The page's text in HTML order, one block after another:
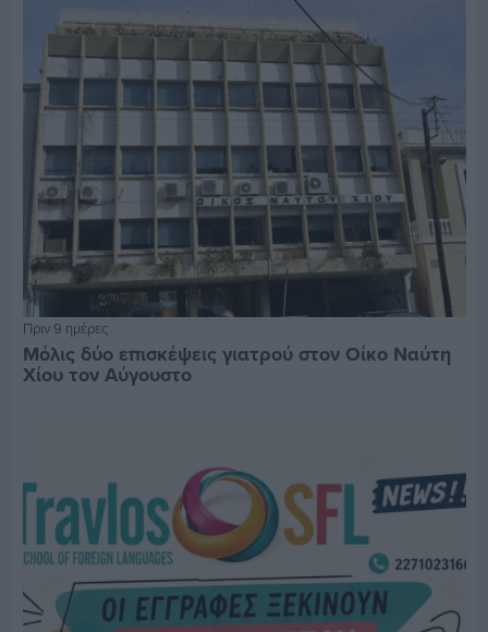
Πριν 9 ημέρες
Μόλις δύο επισκέψεις γιατρού στον Οίκο Ναύτη
Χίου τον Αύγουστο